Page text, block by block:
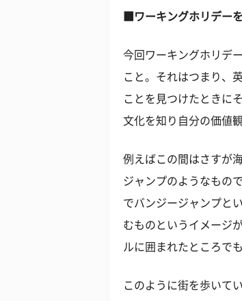
■ワーキングホリデー
今回ワーキングホリデ
こと。それはつまり、
ことを見つけたときに
文化を知り自分の価値
例えばこの間はさすが
ジャンプのようなもの
でバンジージャンプと
むものというイメージ
ルに囲まれたところで
このように街を歩いて